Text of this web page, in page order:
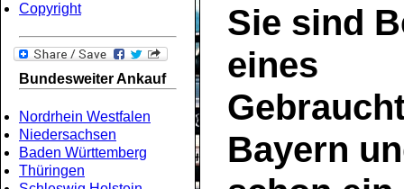
Copyright
Bundesweiter Ankauf
Nordrhein Westfalen
Niedersachsen
Baden Württemberg
Thüringen
Sie sind
eines
Bayern